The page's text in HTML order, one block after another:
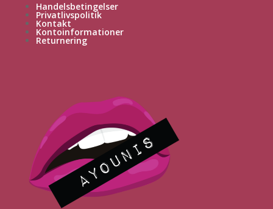
Handelsbetingelser
Privatlivspolitik
Kontakt
Kontoinformationer
Returnering